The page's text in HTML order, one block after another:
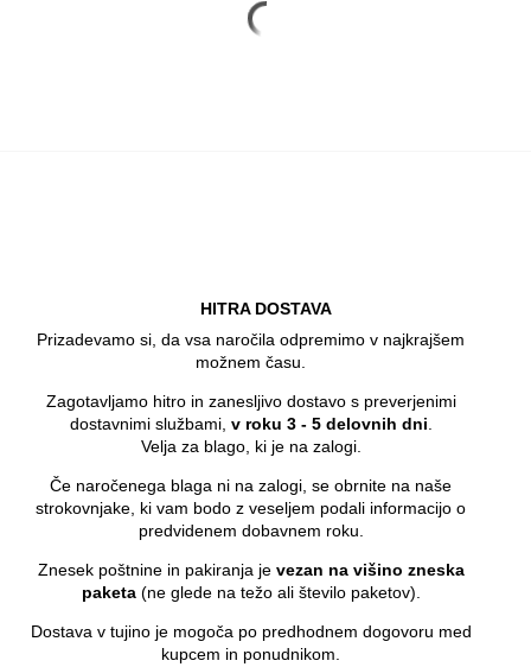
HITRA DOSTAVA
Prizadevamo si, da vsa naročila odpremimo v najkrajšem
možnem času.
Zagotavljamo hitro in zanesljivo dostavo s preverjenimi
dostavnimi službami, v roku 3 - 5 delovnih dni.
Velja za blago, ki je na zalogi.
Če naročenega blaga ni na zalogi, se obrnite na naše
strokovnjake, ki vam bodo z veseljem podali informacijo o
predvidenem dobavnem roku.
Znesek poštnine in pakiranja je vezan na višino zneska
paketa(ne glede na težo ali število paketov).
Dostava v tujino je mogoča po predhodnem dogovoru med
kupcem in ponudnikom.